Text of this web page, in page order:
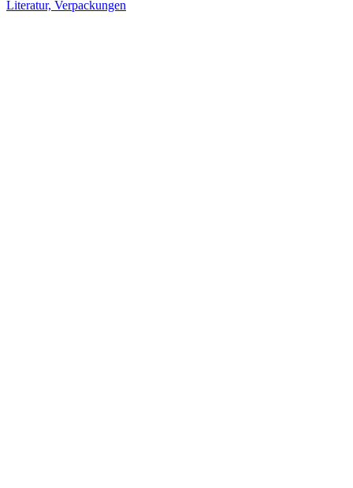
Literatur, Verpackungen